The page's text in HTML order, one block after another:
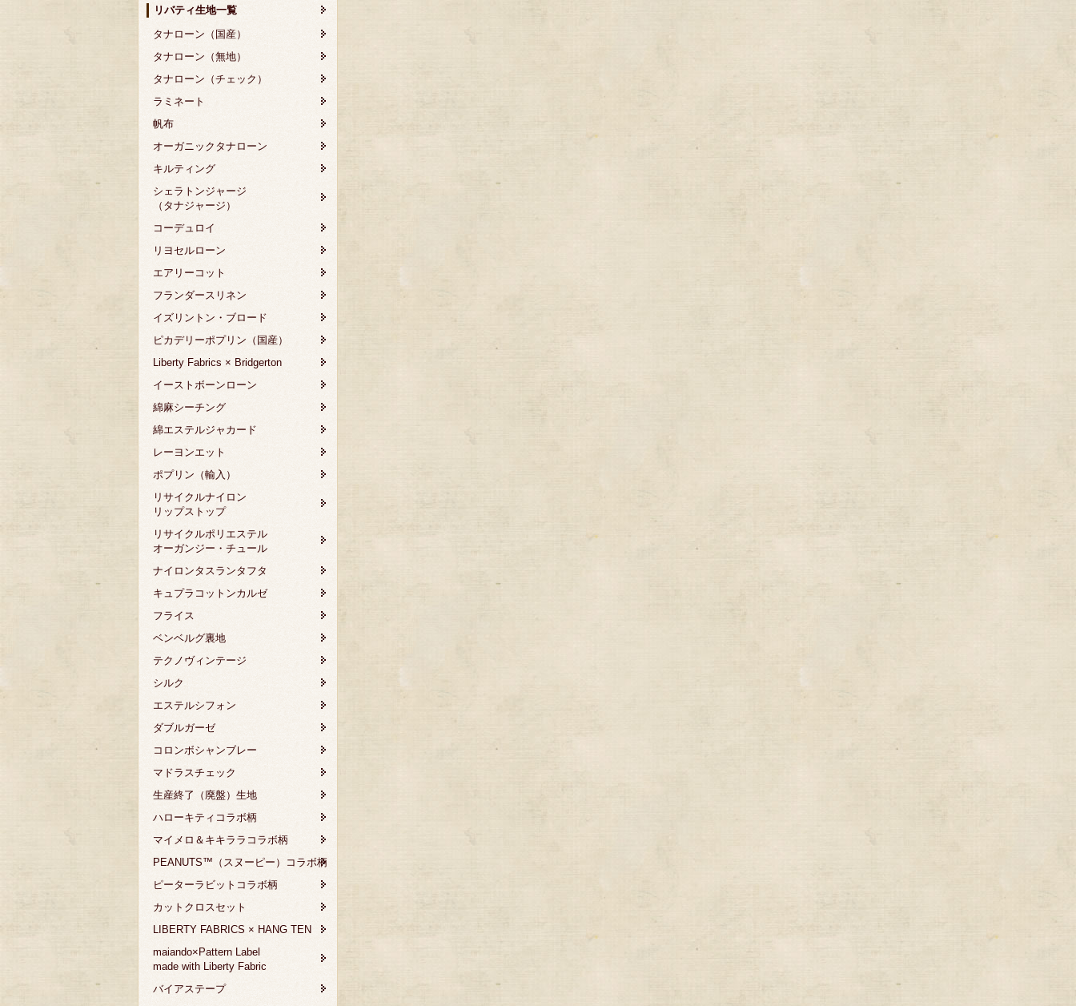
リバティ生地一覧
タナローン（国産）
タナローン（無地）
タナローン（チェック）
ラミネート
帆布
オーガニックタナローン
キルティング
シェラトンジャージ
（タナジャージ）
コーデュロイ
リヨセルローン
エアリーコット
フランダースリネン
イズリントン・ブロード
ピカデリーポプリン（国産）
Liberty Fabrics × Bridgerton
イーストボーンローン
綿麻シーチング
綿エステルジャカード
レーヨンエット
ポプリン（輸入）
リサイクルナイロン
リップストップ
リサイクルポリエステル
オーガンジー・チュール
ナイロンタスランタフタ
キュプラコットンカルゼ
フライス
ベンベルグ裏地
テクノヴィンテージ
シルク
エステルシフォン
ダブルガーゼ
コロンボシャンブレー
マドラスチェック
生産終了（廃盤）生地
ハローキティコラボ柄
マイメロ＆キキララコラボ柄
PEANUTS™（スヌーピー）コラボ柄
ピーターラビットコラボ柄
カットクロスセット
LIBERTY FABRICS × HANG TEN
maiando×Pattern Label
made with Liberty Fabric
バイアステープ